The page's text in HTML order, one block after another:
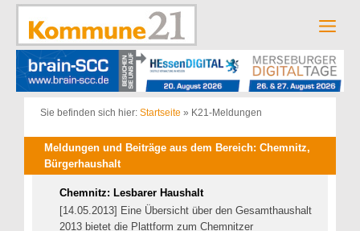
Zum
springen
Sie befinden sich hier: Startseite » K21-Meldungen
Meldungen und Beiträge aus dem Bereich: Chemnitz,
Bürgerhaushalt
Chemnitz: Lesbarer Haushalt
[14.05.2013] Eine Übersicht über den Gesamthaushalt
2013 bietet die Plattform zum Chemnitzer